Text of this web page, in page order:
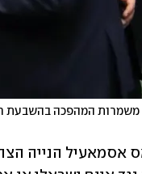
משמרות המהפכה בהשבעת